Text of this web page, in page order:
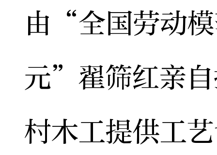
由“全国劳动
元”翟筛红亲
村木工提供工